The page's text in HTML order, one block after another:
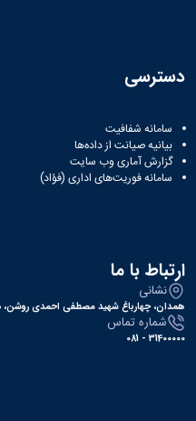
دسترسی
سامانه شفافیت
بیانیه صیانت از داده‌ها
گزارش آماری وب‌ سایت
سامانه فوریت‌های اداری (فؤاد)
ارتباط با ما
نشانی
همدان، چهارباغ شهید مصطفی احمدی روشن،
شماره تماس
31400000 - 081